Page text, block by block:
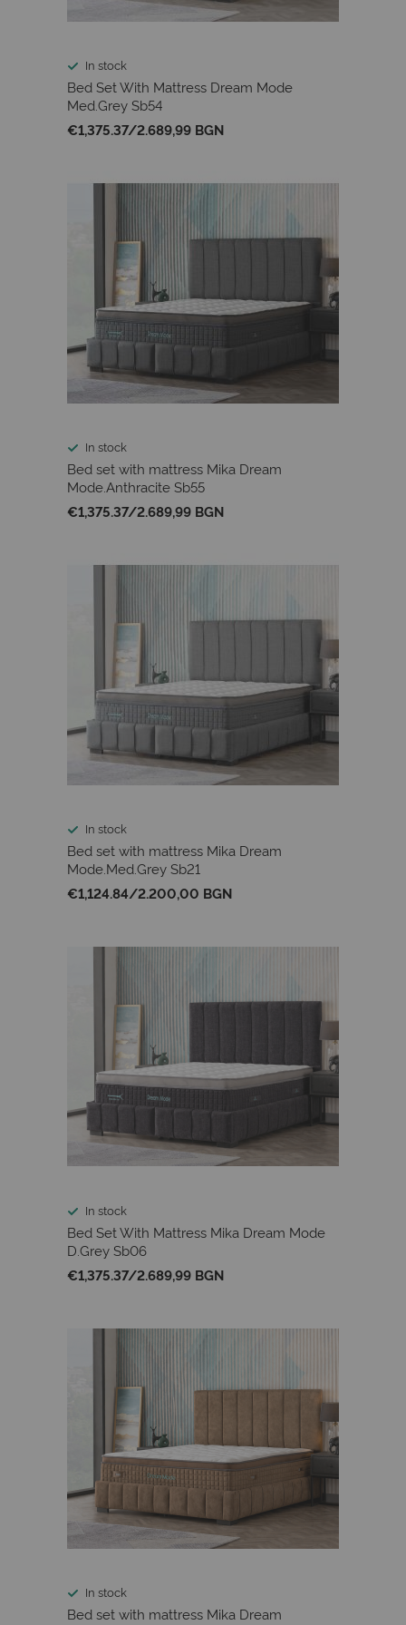
In stock
Bed Set With Mattress Dream Mode
Med.Grey Sb54
€1,375.37/2.689,99 BGN
In stock
Bed set with mattress Mika Dream
Mode.Anthracite Sb55
€1,375.37/2.689,99 BGN
In stock
Bed set with mattress Mika Dream
Mode.Med.Grey Sb21
€1,124.84/2.200,00 BGN
In stock
Bed Set With Mattress Mika Dream Mode
D.Grey Sb06
€1,375.37/2.689,99 BGN
In stock
Bed set with mattress Mika Dream